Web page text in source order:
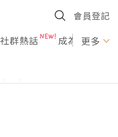
會員登記
社群熱話 成為U更多